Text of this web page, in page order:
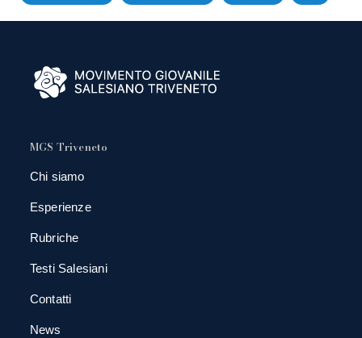
MGS Triveneto
Chi siamo
Esperienze
Rubriche
Testi Salesiani
Contatti
News